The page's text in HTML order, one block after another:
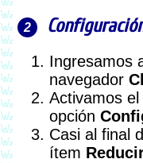
Ingresamos
navegador
Activamos
opción
Casi al final
ítem